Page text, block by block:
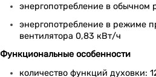
энергопотребление в
энергопотребление в режиме
вентилятора 0,83 кВт/ч
Функциональные особенности
количество функций духовки: